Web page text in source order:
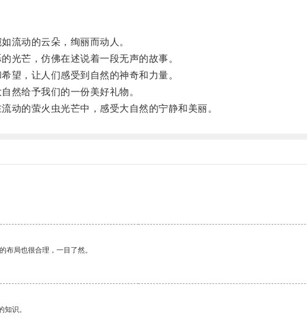
动的云朵，绚丽而动人。
芒，仿佛在述说着一段无声的故事。
，让人们感受到自然的神奇和力量。
给予我们的一份美好礼物。
的萤火虫光芒中，感受大自然的宁静和美丽。
布局也很合理，一目了然。
识。